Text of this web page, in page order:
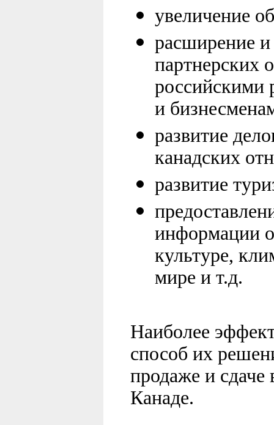
увеличение
расширение
партнерских
российскими
и
развитие
канадских
развитие
информации
культуре,
мире и т.д.
Наиболее
способ их
продаже и
Канаде.